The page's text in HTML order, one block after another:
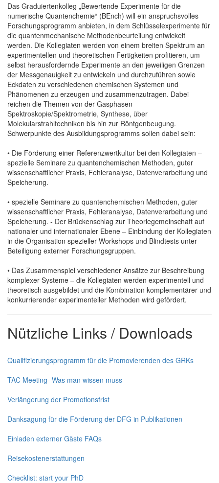
Das Graduiertenkolleg „Bewertende Experimente für die
numerische Quantenchemie“ (BEnch) will ein anspruchsvolles
Forschungsprogramm anbieten, in dem Schlüsselexperimente für
die quantenmechanische Methodenbeurteilung entwickelt
werden. Die Kollegiaten werden von einem breiten Spektrum an
experimentellen und theoretischen Fertigkeiten profitieren, um
selbst herausfordernde Experimente an den jeweiligen Grenzen
der Messgenauigkeit zu entwickeln und durchzuführen sowie
Eckdaten zu verschiedenen chemischen Systemen und
Phänomenen zu erzeugen und zusammenzutragen. Dabei
reichen die Themen von der Gasphasen
Spektroskopie/Spektrometrie, Synthese, über
Molekularstrahltechniken bis hin zur Röntgenbeugung.
Schwerpunkte des Ausbildungsprogramms sollen dabei sein:
• Die Förderung einer Referenzwertkultur bei den Kollegiaten –
spezielle Seminare zu quantenchemischen Methoden, guter
wissenschaftlicher Praxis, Fehleranalyse, Datenverarbeitung und
Speicherung.
• spezielle Seminare zu quantenchemischen Methoden, guter
wissenschaftlicher Praxis, Fehleranalyse, Datenverarbeitung und
Speicherung. - Der Brückenschlag zur Theoriegemeinschaft auf
nationaler und internationaler Ebene – Einbindung der Kollegiaten
in die Organisation spezieller Workshops und Blindtests unter
Beteiligung externer Forschungsgruppen.
• Das Zusammenspiel verschiedener Ansätze zur Beschreibung
komplexer Systeme – die Kollegiaten werden experimentell und
theoretisch ausgebildet und die Kombination komplementärer und
konkurrierender experimenteller Methoden wird gefördert.
Nützliche Links / Downloads
Qualifizierungsprogramm für die Promovierenden des GRKs
TAC Meeting- Was man wissen muss
Verlängerung der Promotionsfrist
Danksagung für die Förderung der DFG in Publikationen
Einladen externer Gäste FAQs
Reisekostenerstattungen
Checklist: start your PhD